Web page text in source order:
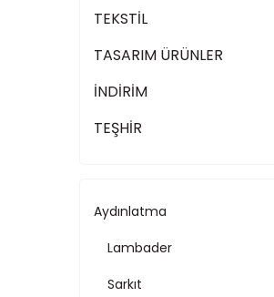
TEKSTİL
TASARIM ÜRÜNLER
İNDİRİM
TEŞHİR
Aydınlatma
Lambader
Sarkıt